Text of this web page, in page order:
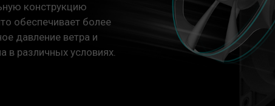
конструкцию
обеспечивает более
давление ветра и
в различных условиях.